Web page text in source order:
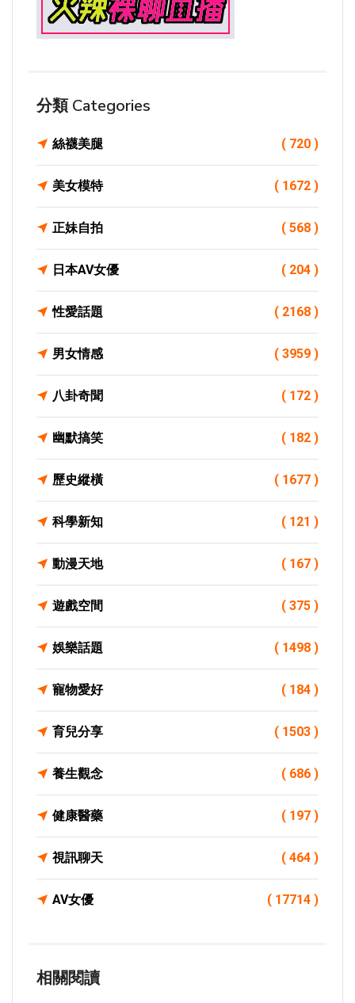
分類 Categories
絲襪美腿 ( 720 )
美女模特 ( 1672 )
正妹自拍 ( 568 )
日本AV女優 ( 204 )
性愛話題 ( 2168 )
男女情感 ( 3959 )
八卦奇聞 ( 172 )
幽默搞笑 ( 182 )
歷史縱橫 ( 1677 )
科學新知 ( 121 )
動漫天地 ( 167 )
遊戲空間 ( 375 )
娛樂話題 ( 1498 )
寵物愛好 ( 184 )
育兒分享 ( 1503 )
養生觀念 ( 686 )
健康醫藥 ( 197 )
視訊聊天 ( 464 )
AV女優 ( 17714 )
相關閱讀